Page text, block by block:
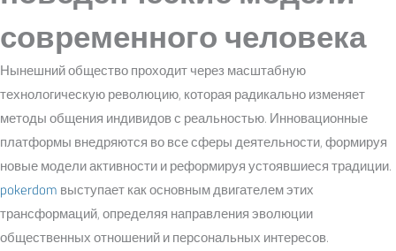
современного человека
Нынешний общество проходит через масштабную
технологическую революцию, которая радикально изменяет
методы общения индивидов с реальностью. Инновационные
платформы внедряются во все сферы деятельности, формируя
новые модели активности и реформируя устоявшиеся традиции.
pokerdomвыступает как основным двигателем этих
трансформаций, определяя направления эволюции
общественных отношений и персональных интересов.